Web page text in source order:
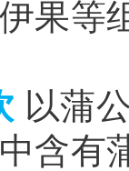
果等
以蒲
含有